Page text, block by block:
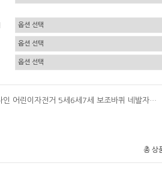
랭글러블랙16인치 도쿄나인 어린이자전거 5세6세7세 보조바퀴 네발자전거
총 상